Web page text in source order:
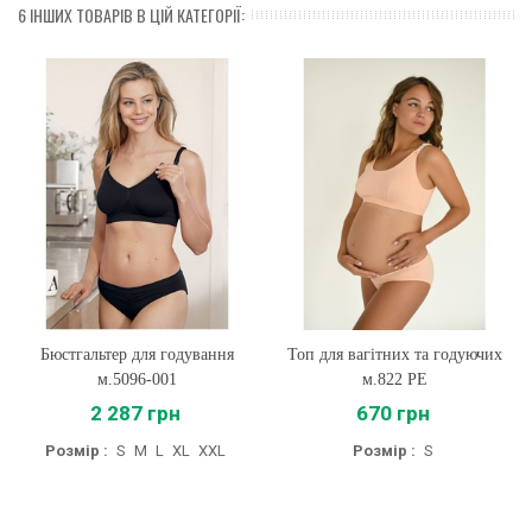
6 ІНШИХ ТОВАРІВ В ЦІЙ КАТЕГОРІЇ:
Бюстгальтер для годування
м.5096-001
2 287 грн
Розмір : S M L XL XXL
Топ для вагітних та годуючих
м.822 PE
670 грн
Розмір : S